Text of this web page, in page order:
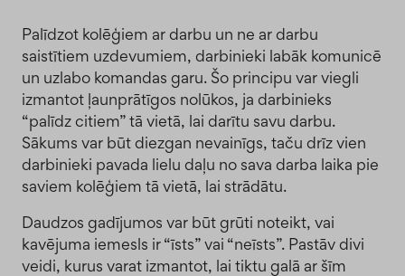
Palīdzot kolēģiem ar darbu un ne ar darbu
saistītiem uzdevumiem, darbinieki labāk komunicē
un uzlabo komandas garu. Šo principu var viegli
izmantot ļaunprātīgos nolūkos, ja darbinieks
“palīdz citiem” tā vietā, lai darītu savu darbu.
Sākums var būt diezgan nevainīgs, taču drīz vien
darbinieki pavada lielu daļu no sava darba laika pie
saviem kolēģiem tā vietā, lai strādātu.
Daudzos gadījumos var būt grūti noteikt, vai
kavējuma iemesls ir “īsts” vai “neīsts”. Pastāv divi
veidi, kurus varat izmantot, lai tiktu galā ar šīm